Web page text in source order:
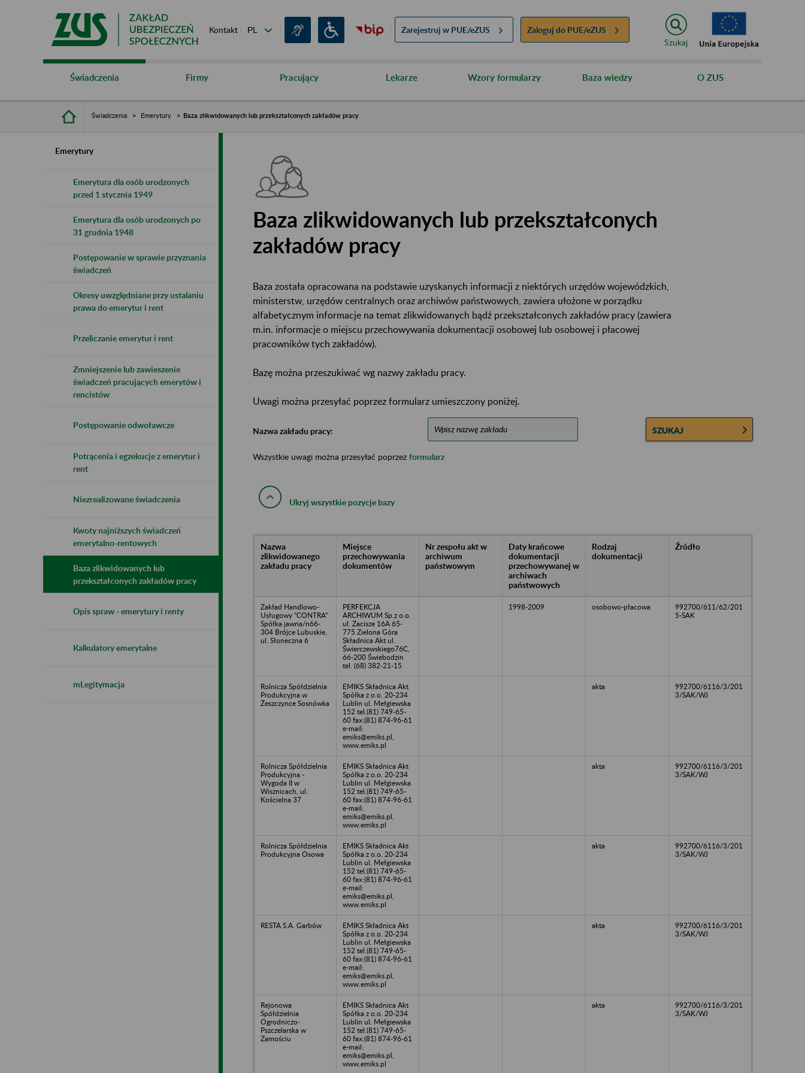
Kontakt Zarejestruj w PUE/eZUS Zaloguj do PUE/eZUS
Szukaj
Świadczenia Firmy Pracujący Lekarze Wzory formularzy Baza wiedzy O ZUS
Świadczenia Emerytury Baza zlikwidowanych lub przekształconych zakładów pracy
Emerytury
Emerytura dla osób urodzonych
przed 1 stycznia 1949
Emerytura dla osób urodzonych po
31 grudnia 1948
Postępowanie w sprawie przyznania
świadczeń
Okresy uwzględniane przy ustalaniu
prawa do emerytur i rent
Przeliczanie emerytur i rent
Zmniejszenie lub zawieszenie
świadczeń pracujących emerytów i
rencistów
Postępowanie odwoławcze
Potrącenia i egzekucje z emerytur i
rent
Niezrealizowane świadczenia
Kwoty najniższych świadczeń
emerytalno-rentowych
Baza zlikwidowanych lub
przekształconych zakładów pracy
Opis spraw - emerytury i renty
Kalkulatory emerytalne
mLegitymacja
Baza zlikwidowanych lub przekształconych
zakładów pracy
Baza została opracowana na podstawie uzyskanych informacji z niektórych urzędów wojewódzkich,
ministerstw, urzędów centralnych oraz archiwów państwowych, zawiera ułożone w porządku
alfabetycznym informacje na temat zlikwidowanych bądź przekształconych zakładów pracy (zawiera
m.in. informacje o miejscu przechowywania dokumentacji osobowej lub osobowej i płacowej
pracowników tych zakładów).
Bazę można przeszukiwać wg nazwy zakładu pracy.
Uwagi można przesyłać poprzez formularz umieszczony poniżej.
Nazwa zakładu pracy: SZUKAJ
Wszystkie uwagi można przesyłać poprzez formularz
Ukryj wszystkie pozycje bazy
Nazwa
zlikwidowanego
zakładu pracy
Miejsce
przechowywania
dokumentów
Nr zespołu akt w
archiwum
państwowym
Daty krańcowe
dokumentacji
przechowywanej w
archiwach
państwowych
Rodzaj
dokumentacji
Źródło
Zakład Handlowo-
Usługowy "CONTRA"
Spółka jawna/n66-
304 Brójce Lubuskie,
ul. Słoneczna 6
PERFEKCJA
ARCHIWUM Sp.z o.o.
ul. Zacisze 16A 65-
775 Zielona Góra
Składnica Akt ul.
Świerczewskiego76C,
66-200 Świebodzin
tel. (68) 382-21-15
1998-2009 osobowo-płacowa
992700/611/62/201
5-SAK
Rolnicza Spółdzielnia
Produkcyjna w
Żeszczynce Sosnówka
EMIKS Składnica Akt
Spółka z o.o. 20-234
Lublin ul. Mełgiewska
152 tel.(81) 749-65-
60 fax:(81) 874-96-61
e-mail:
emiks@emiks.pl,
www.emiks.pl
akta
992700/6116/3/201
3/SAK/WJ
Rolnicza Spółdzielnia
Produkcyjna -
Wygoda II w
Wisznicach, ul.
Kościelna 37
EMIKS Składnica Akt
Spółka z o.o. 20-234
Lublin ul. Mełgiewska
152 tel.(81) 749-65-
60 fax:(81) 874-96-61
e-mail:
emiks@emiks.pl,
www.emiks.pl
akta
992700/6116/3/201
3/SAK/WJ
Rolnicza Spółdzielnia
Produkcyjna Osowa
EMIKS Składnica Akt
Spółka z o.o. 20-234
Lublin ul. Mełgiewska
152 tel.(81) 749-65-
60 fax:(81) 874-96-61
e-mail:
emiks@emiks.pl,
www.emiks.pl
akta
992700/6116/3/201
3/SAK/WJ
RESTA S.A. Garbów
EMIKS Składnica Akt
Spółka z o.o. 20-234
Lublin ul. Mełgiewska
152 tel.(81) 749-65-
60 fax:(81) 874-96-61
e-mail:
emiks@emiks.pl,
www.emiks.pl
akta
992700/6116/3/201
3/SAK/WJ
Rejonowa
Spółdzielnia
Ogrodniczo-
Pszczelarska w
Zamościu
EMIKS Składnica Akt
Spółka z o.o. 20-234
Lublin ul. Mełgiewska
152 tel.(81) 749-65-
60 fax:(81) 874-96-61
e-mail:
emiks@emiks.pl,
www.emiks.pl
akta
992700/6116/3/201
3/SAK/WJ